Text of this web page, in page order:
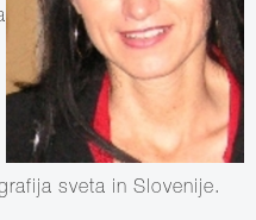
sveta in Slovenije.